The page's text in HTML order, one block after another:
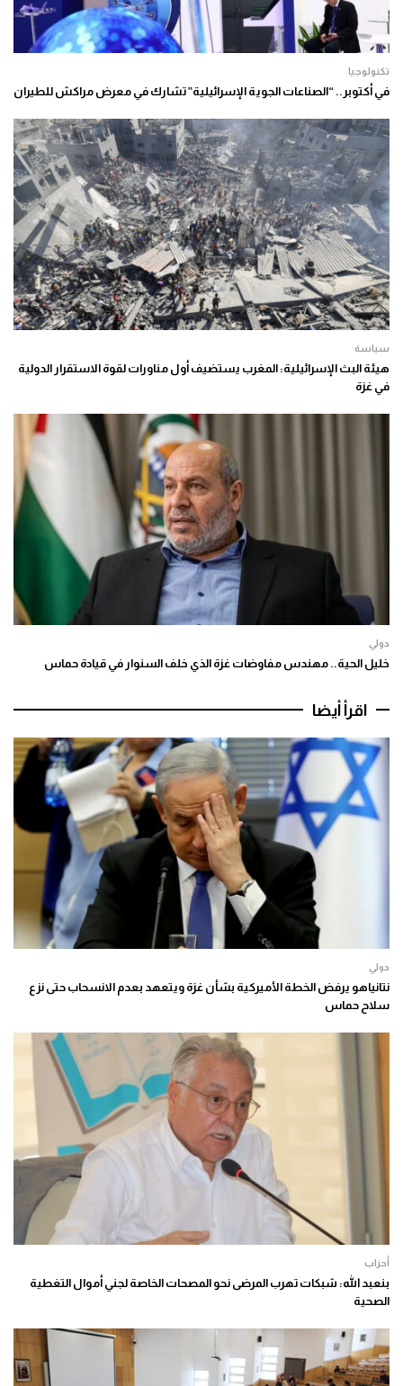
تكنولوجيا
في أكتوبر.. “الصناعات الجوية الإسرائيلية” تشارك في معرض مراكش للطيران
سياسة
هيئة البث الإسرائيلية: المغرب يستضيف أول مناورات لقوة الاستقرار الدولية
في غزة
دولي
خليل الحية.. مهندس مفاوضات غزة الذي خلف السنوار في قيادة حماس
اقرأ أيضا
دولي
نتانياهو يرفض الخطة الأميركية بشأن غزة ويتعهد بعدم الانسحاب حتى نزع
سلاح حماس
أحزاب
بنعبد الله: شبكات تهرب المرضى نحو المصحات الخاصة لجني أموال التغطية
الصحية